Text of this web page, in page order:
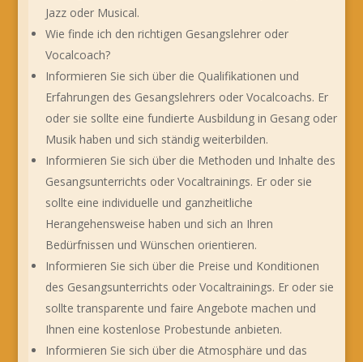
Jazz oder Musical.
Wie finde ich den richtigen Gesangslehrer oder
Vocalcoach?
Informieren Sie sich über die Qualifikationen und
Erfahrungen des Gesangslehrers oder Vocalcoachs. Er
oder sie sollte eine fundierte Ausbildung in Gesang oder
Musik haben und sich ständig weiterbilden.
Informieren Sie sich über die Methoden und Inhalte des
Gesangsunterrichts oder Vocaltrainings. Er oder sie
sollte eine individuelle und ganzheitliche
Herangehensweise haben und sich an Ihren
Bedürfnissen und Wünschen orientieren.
Informieren Sie sich über die Preise und Konditionen
des Gesangsunterrichts oder Vocaltrainings. Er oder sie
sollte transparente und faire Angebote machen und
Ihnen eine kostenlose Probestunde anbieten.
Informieren Sie sich über die Atmosphäre und das